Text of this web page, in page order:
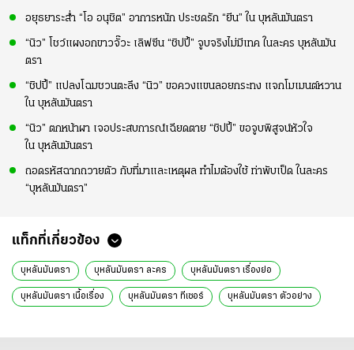
อยุธยาระส่ำ “โอ อนุชิต” อาการหนัก ประชดรัก “ยีน” ใน บุหลันมันตรา
“นิว” โชว์แผงอกขาวจั๊วะ เลิฟซีน “ชิปปี้” จูบจริงไม่มีเทค ในละคร บุหลันมัน
ตรา
“ชิปปี้” แปลงโฉมชวนตะลึง “นิว” ขอควงแขนลอยกระทง แจกโมเมนต์หวาน
ใน บุหลันมันตรา
“นิว” ตกหน้าผา เจอประสบการณ์เฉียดตาย “ชิปปี้” ขอจูบพิสูจน์หัวใจ
ใน บุหลันมันตรา
ถอดรหัสฉากถวายตัว กับที่มาและเหตุผล ทำไมต้องใช้ ท่าพับเป็ด ในละคร
“บุหลันมันตรา”
แท็กที่เกี่ยวข้อง
บุหลันมันตรา บุหลันมันตรา ละคร บุหลันมันตรา เรื่องย่อ
บุหลันมันตรา เนื้อเรื่อง บุหลันมันตรา ทีเซอร์ บุหลันมันตรา ตัวอย่าง